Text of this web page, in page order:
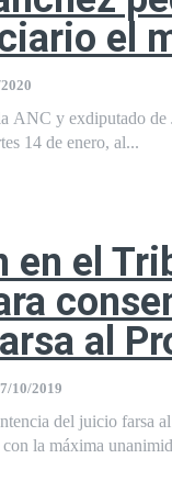
el
JxCat, Jordi Sànchez, pedirá su primer permiso
penitenciario el martes 14 de enero, al...
en el
al
10/2019
del juicio farsa
la máxima